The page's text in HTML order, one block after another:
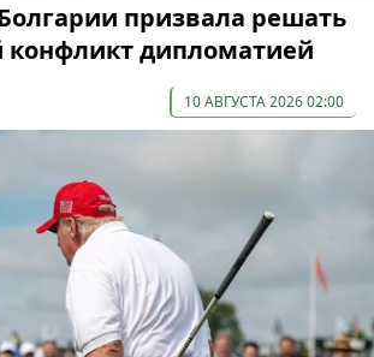
призвала решать
конфликт дипломатией
10 АВГУСТА 2026 02:00